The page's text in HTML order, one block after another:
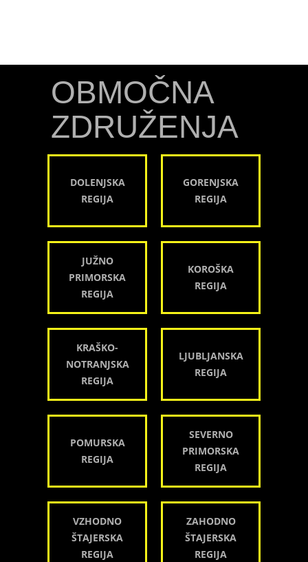
OBMOČNA
ZDRUŽENJA
DOLENJSKA
REGIJA
GORENJSKA
REGIJA
JUŽNO
PRIMORSKA
REGIJA
KOROŠKA
REGIJA
KRAŠKO-
NOTRANJSKA
REGIJA
LJUBLJANSKA
REGIJA
POMURSKA
REGIJA
SEVERNO
PRIMORSKA
REGIJA
VZHODNO
ŠTAJERSKA
REGIJA
ZAHODNO
ŠTAJERSKA
REGIJA